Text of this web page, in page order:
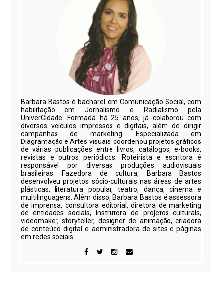
Barbara Bastos é bacharel em Comunicação Social, com
habilitação em Jornalismo e Radialismo pela
UniverCidade. Formada há 25 anos, já colaborou com
diversos veículos impressos e digitais, além de dirigir
campanhas de marketing. Especializada em
Diagramação e Artes visuais, coordenou projetos gráficos
de várias publicações entre livros, catálogos, e-books,
revistas e outros periódicos. Roteirista e escritora é
responsável por diversas produções audiovisuais
brasileiras. Fazedora de cultura, Barbara Bastos
desenvolveu projetos sócio-culturais nas áreas de artes
plásticas, literatura popular, teatro, dança, cinema e
multilinguagens. Além disso, Barbara Bastos é assessora
de imprensa, consultora editorial, diretora de marketing
de entidades sociais, instrutora de projetos culturais,
videomaker, storyteller, designer de animação, criadora
de conteúdo digital e administradora de sites e páginas
em redes sociais.